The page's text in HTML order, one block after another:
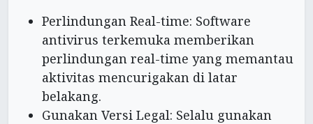
Perlindungan Real-time: Software
antivirus terkemuka memberikan
perlindungan real-time yang memantau
aktivitas mencurigakan di latar
belakang.
Gunakan Versi Legal: Selalu gunakan